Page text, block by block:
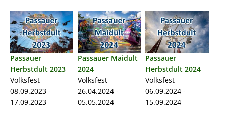
Passauer
Herbstdult 2023
Volksfest
08.09.2023 -
17.09.2023
Passauer Maidult
2024
Volksfest
26.04.2024 -
05.05.2024
Passauer
Herbstdult 2024
Volksfest
06.09.2024 -
15.09.2024